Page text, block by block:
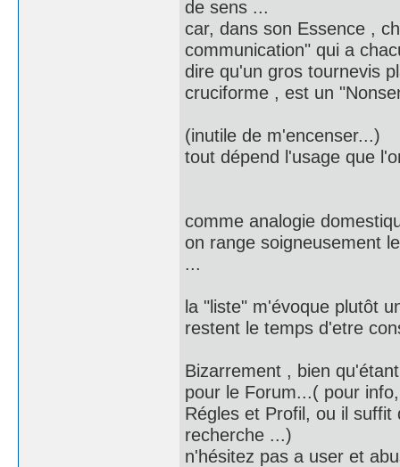
de sens ...
car, dans son Essence ,
communication" qui a
dire qu'un gros tournevis
cruciforme , est un
(inutile de m'encenser...)
tout dépend l'usage que
comme analogie
on range soigneusement
...
la "liste" m'évoque plutôt
restent le temps d'etre
Bizarrement , bien
pour le Forum...( pour
Régles et Profil, ou il
recherche ...)
n'hésitez pas a user et